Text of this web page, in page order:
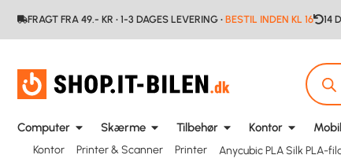
FRAGT FRA 49.- KR • 1-3 DAGES LEVERING • BESTIL INDEN KL 16 14
Computer Skærme Tilbehør Kontor
Kontor Printer & Scanner Printer Anycubic PLA Silk PLA-